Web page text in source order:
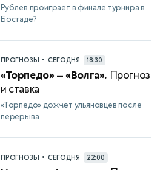
Рублев проиграет в финале турнира в
Бостаде?
ПРОГНОЗЫ • СЕГОДНЯ 18:30
«Торпедо» — «Волга». Прогноз
и ставка
«Торпедо» дожмёт ульяновцев после
перерыва
ПРОГНОЗЫ • СЕГОДНЯ 22:00